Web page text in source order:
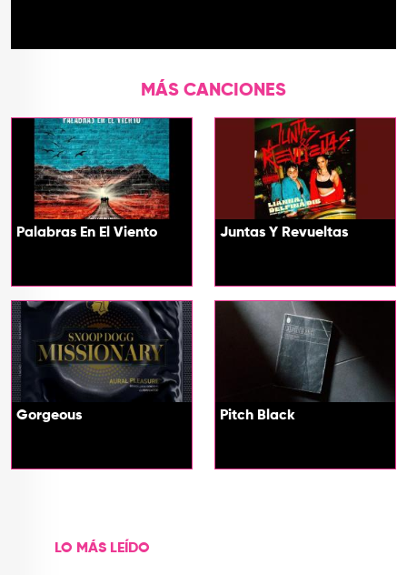
MÁS CANCIONES
Palabras En El Viento Juntas Y Revueltas
Gorgeous Pitch Black
LO MÁS LEÍDO